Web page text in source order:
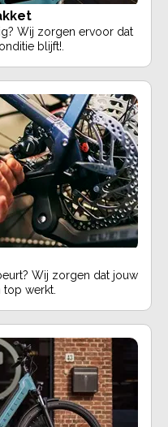
Wij zorgen ervoor dat
blijft!.
Wij zorgen dat jouw
werkt.